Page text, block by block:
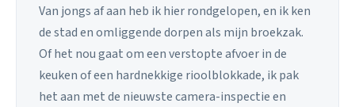
Van jongs af aan heb ik hier rondgelopen, en ik ken
de stad en omliggende dorpen als mijn broekzak.
Of het nou gaat om een verstopte afvoer in de
keuken of een hardnekkige rioolblokkade, ik pak
het aan met de nieuwste camera-inspectie en